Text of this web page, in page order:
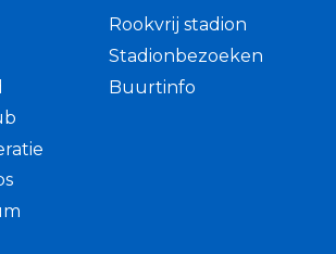
Rookvrij stadion
Stadionbezoeken
Buurtinfo